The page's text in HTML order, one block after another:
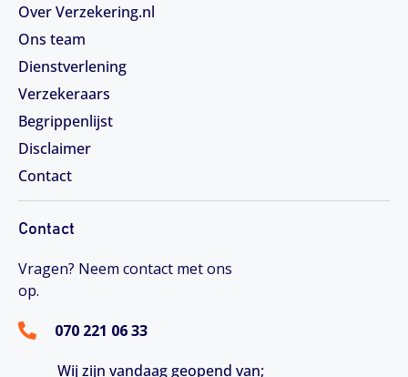
Over Verzekering.nl
Ons team
Dienstverlening
Verzekeraars
Begrippenlijst
Disclaimer
Contact
Contact
Vragen? Neem contact met ons
op.
070 221 06 33
Wij zijn vandaag geopend van;